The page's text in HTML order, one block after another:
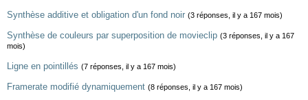
Synthèse additive et obligation d'un fond noir (3 réponses, il y a 167 mois)
Synthèse de couleurs par superposition de movieclip (3 réponses, il y a 167
mois)
Ligne en pointillés (7 réponses, il y a 167 mois)
Framerate modifié dynamiquement (8 réponses, il y a 167 mois)